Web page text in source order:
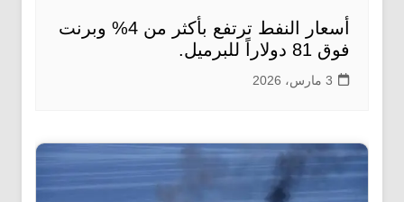
أسعار النفط ترتفع بأكثر من 4% وبرنت
فوق 81 دولاراً للبرميل.
3 مارس، 2026